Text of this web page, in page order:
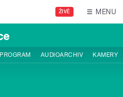
ŽIVĚ MENU
PROGRAM AUDIOARCHIV KAMERY